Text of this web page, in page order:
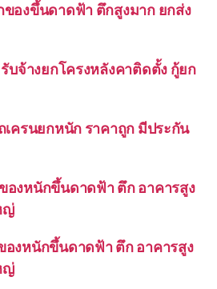
องขึ้นดาดฟ้า ตึกสูงมาก ยกส่ง
บจ้างยกโครงหลังคาติดตั้ง กู้ยก
เครนยกหนัก ราคาถูก มีประกัน
องหนักขึ้นดาดฟ้า ตึก อาคารสูง
ญ่
องหนักขึ้นดาดฟ้า ตึก อาคารสูง
ญ่